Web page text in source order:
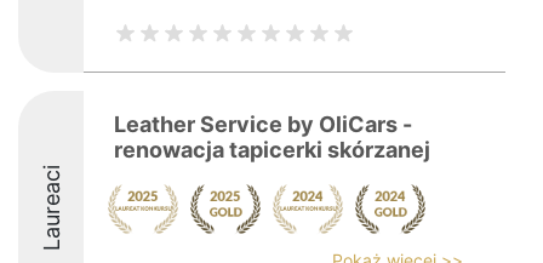
Laureaci
Leather Service by OliCars -
renowacja tapicerki skórzanej